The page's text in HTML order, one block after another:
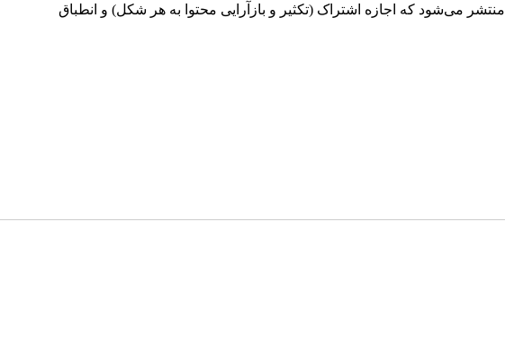
این نشریه ی دارای دسترسی باز، تحت قوانین گواهینامه بین‌المللی Creative Commons Attribution 4.0 International License منتشر می‌شود که اجازه اشتراک (تکثیر و بازآرایی محتوا به هر شکل) و انطباق